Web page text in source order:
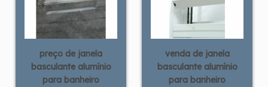
preço de janela
basculante alumínio
para banheiro
venda de janela
basculante alumínio
para banheiro